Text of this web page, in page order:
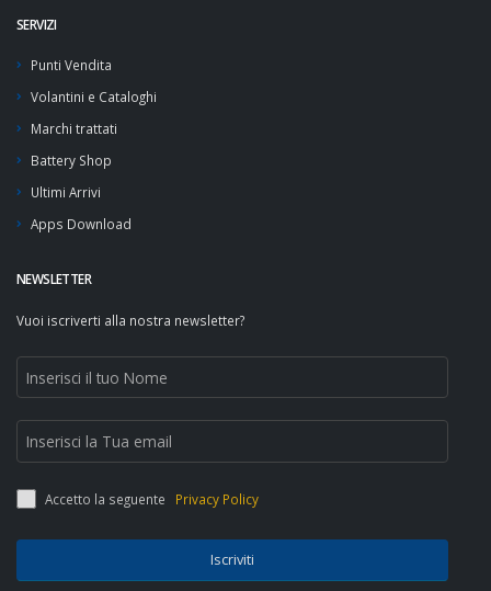
SERVIZI
Punti Vendita
Volantini e Cataloghi
Marchi trattati
Battery Shop
Ultimi Arrivi
Apps Download
NEWSLETTER
Vuoi iscriverti alla nostra newsletter?
Accetto la seguente Privacy Policy
Iscriviti